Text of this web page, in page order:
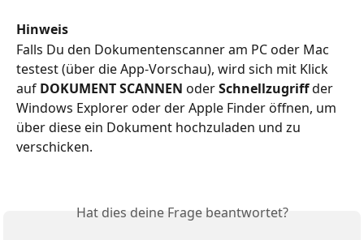
Hinweis
Falls Du den Dokumentenscanner am PC oder Mac
testest (über die App-Vorschau), wird sich mit Klick
auf DOKUMENT SCANNEN oder Schnellzugriff der
Windows Explorer oder der Apple Finder öffnen, um
über diese ein Dokument hochzuladen und zu
verschicken.
Hat dies deine Frage beantwortet?